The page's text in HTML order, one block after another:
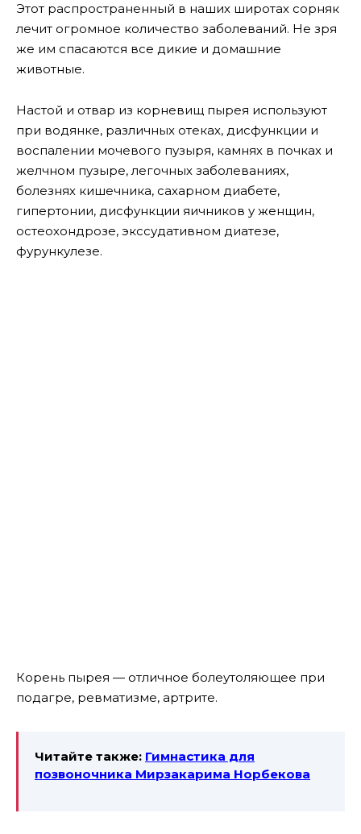
Этот распространенный в наших широтах сорняк
лечит огромное количество заболеваний. Не зря
же им спасаются все дикие и домашние
животные.
Настой и отвар из корневищ пырея используют
при водянке, различных отеках, дисфункции и
воспалении мочевого пузыря, камнях в почках и
желчном пузыре, легочных заболеваниях,
болезнях кишечника, сахарном диабете,
гипертонии, дисфункции яичников у женщин,
остеохондрозе, экссудативном диатезе,
фурункулезе.
Корень пырея — отличное болеутоляющее при
подагре, ревматизме, артрите.
Читайте также: Гимнастика для
позвоночника Мирзакарима Норбекова